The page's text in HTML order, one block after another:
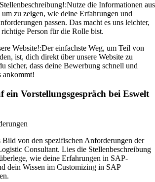
Nutze die Informationen aus
um zu zeigen, wie deine Erfahrungen und
passen. Das macht es uns leichter,
richtige Person für die Rolle bist.
Website!:Der einfachste Weg, um Teil von
ist, dich direkt über unsere Website zu
sicher, dass deine Bewerbung schnell und
ankommt!
ein Vorstellungsgespräch bei Eswelt
Bild von den spezifischen Anforderungen der
Consultant. Lies die Stellenbeschreibung
wie deine Erfahrungen in SAP-
dein Wissen im Customizing in SAP